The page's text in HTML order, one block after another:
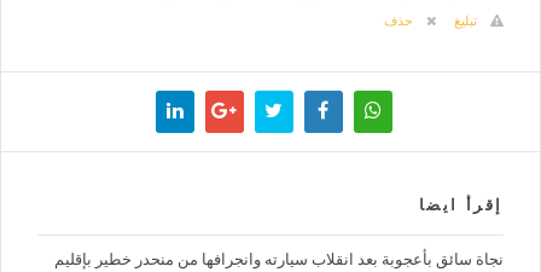
تبليغ
حذف
إقرأ ايضا
نجاة سائق بأعجوبة بعد انقلاب سيارته وانجرافها من منحدر خطير بإقليم